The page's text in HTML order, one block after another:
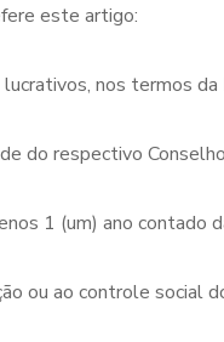
este artigo:
nos termos
do respectivo
1 (um) ano contado
ou ao controle social